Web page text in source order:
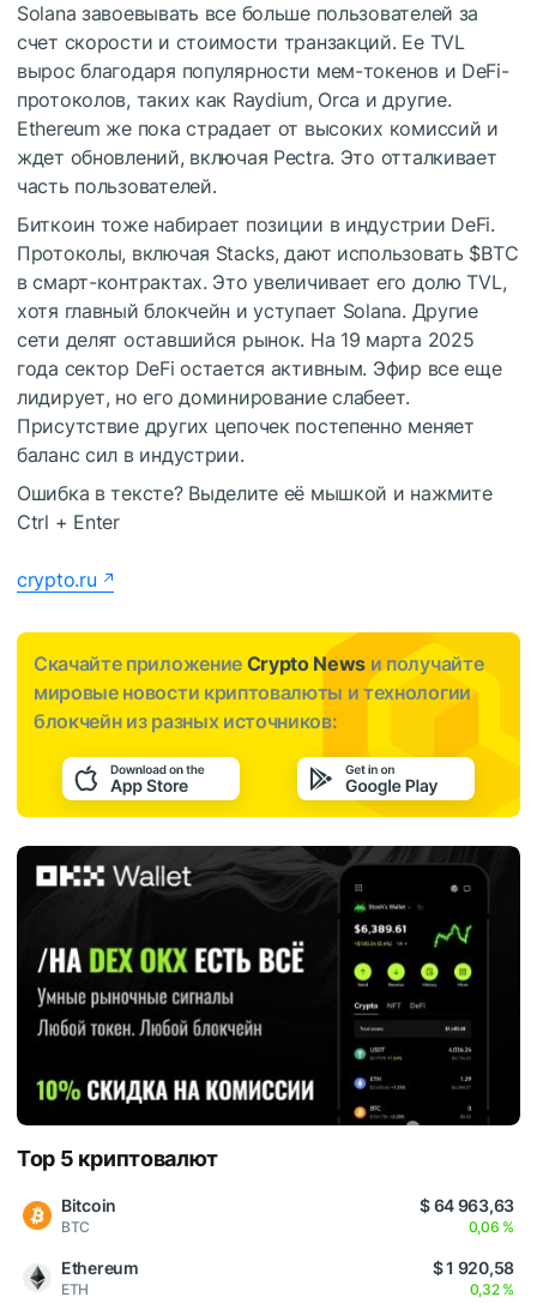
Solana завоевывать все больше пользователей за
счет скорости и стоимости транзакций. Ее TVL
вырос благодаря популярности мем-токенов и DeFi-
протоколов, таких как Raydium, Orca и другие.
Ethereum же пока страдает от высоких комиссий и
ждет обновлений, включая Pectra. Это отталкивает
часть пользователей.
Биткоин тоже набирает позиции в индустрии DeFi.
Протоколы, включая Stacks, дают использовать $BTC
в смарт-контрактах. Это увеличивает его долю TVL,
хотя главный блокчейн и уступает Solana. Другие
сети делят оставшийся рынок. На 19 марта 2025
года сектор DeFi остается активным. Эфир все еще
лидирует, но его доминирование слабеет.
Присутствие других цепочек постепенно меняет
баланс сил в индустрии.
Ошибка в тексте? Выделите её мышкой и нажмите
Ctrl + Enter
crypto.ru
Скачайте приложение Crypto News и получайте
мировые новости криптовалюты и технологии
блокчейн из разных источников:
Top 5 криптовалют
Bitcoin
BTC
$ 64 963,63
0,06 %
Ethereum
ETH
$ 1 920,58
0,32 %